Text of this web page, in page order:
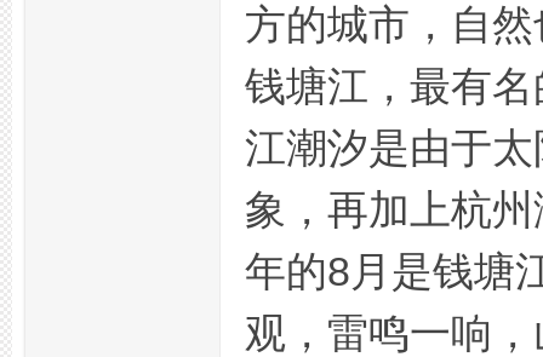
方的城市，自
钱塘江，最有
江潮汐是由于
象，再加上杭
年的8月是钱塘
观，雷鸣一响